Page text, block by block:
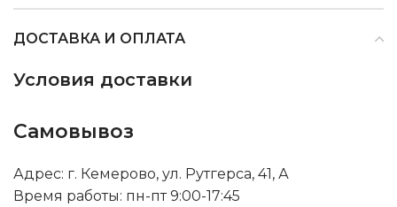
ДОСТАВКА И ОПЛАТА
Условия доставки
Самовывоз
Адрес: г. Кемерово, ул. Рутгерса, 41, А
Время работы: пн-пт 9:00-17:45